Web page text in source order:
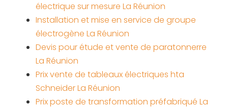
électrique sur mesure La Réunion
Installation et mise en service de groupe
électrogène La Réunion
Devis pour étude et vente de paratonnerre
La Réunion
Prix vente de tableaux électriques hta
Schneider La Réunion
Prix poste de transformation préfabriqué La